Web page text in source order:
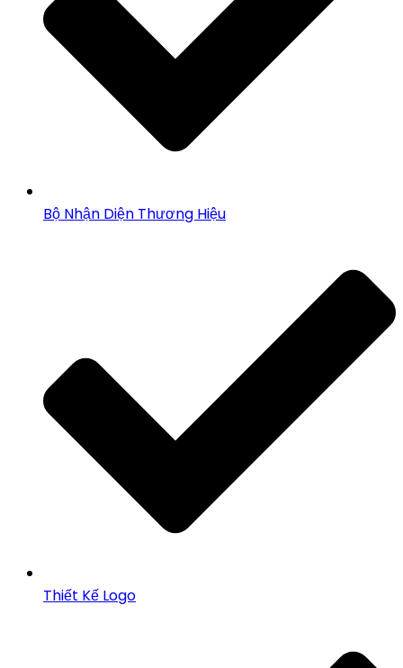
Bộ Nhận Diện Thương Hiệu
Thiết Kế Logo